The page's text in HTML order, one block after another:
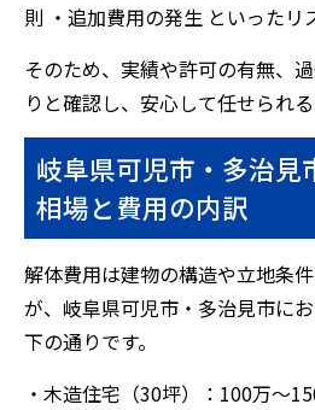
則 ・追加費用の発生 といったリ
そのため、実績や許可の有無、
りと確認し、安心して任せられ
岐阜県可児市・多治見
相場と費用の内訳
解体費用は建物の構造や立地条
が、岐阜県可児市・多治見市に
下の通りです。
・木造住宅（30坪）：100万～